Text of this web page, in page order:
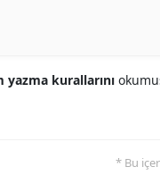
yazma kurallarını
* Bu